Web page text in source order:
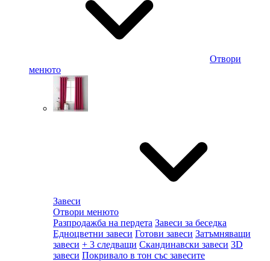
Отвори
менюто
Завеси
Отвори менюто
Разпродажба на пердета Завеси за беседка
Едноцветни завеси Готови завеси Затъмняващи
завеси + 3 следващи Скандинавски завеси 3D
завеси Покривало в тон със завесите